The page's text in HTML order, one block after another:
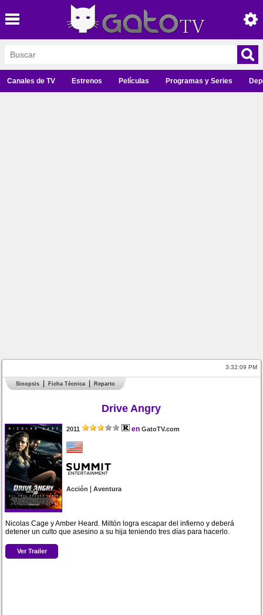
Canales de TV Estrenos Películas Programas y Series
3:32:09 PM
Sinopsis Ficha Técnica Reparto
Drive Angry
2011 en GatoTV.com
Acción |Aventura
Nicolas Cage y Amber Heard. Miltón logra escapar del infierno y deberá
detener un culto que asesino a su hija teniendo tres días para hacerlo.
Ver Trailer